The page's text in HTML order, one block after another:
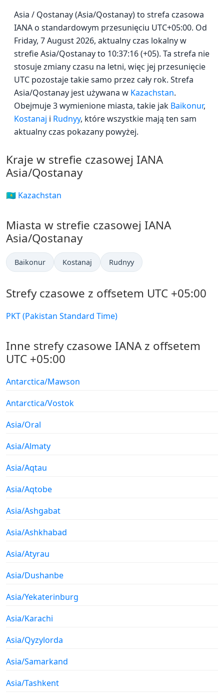
Asia / Qostanay (Asia/Qostanay) to strefa czasowa
IANA o standardowym przesunięciu UTC+05:00. Od
Friday, 7 August 2026, aktualny czas lokalny w
strefie Asia/Qostanay to 10:37:16 (+05). Ta strefa nie
stosuje zmiany czasu na letni, więc jej przesunięcie
UTC pozostaje takie samo przez cały rok. Strefa
Asia/Qostanay jest używana w Kazachstan.
Obejmuje 3 wymienione miasta, takie jak Baikonur,
Kostanaj i Rudnyy, które wszystkie mają ten sam
aktualny czas pokazany powyżej.
Kraje w strefie czasowej IANA
Asia/Qostanay
🇰🇿 Kazachstan
Miasta w strefie czasowej IANA
Asia/Qostanay
Baikonur Kostanaj Rudnyy
Strefy czasowe z offsetem UTC +05:00
PKT (Pakistan Standard Time)
Inne strefy czasowe IANA z offsetem
UTC +05:00
Antarctica/Mawson
Antarctica/Vostok
Asia/Oral
Asia/Almaty
Asia/Aqtau
Asia/Aqtobe
Asia/Ashgabat
Asia/Ashkhabad
Asia/Atyrau
Asia/Dushanbe
Asia/Yekaterinburg
Asia/Karachi
Asia/Qyzylorda
Asia/Samarkand
Asia/Tashkent